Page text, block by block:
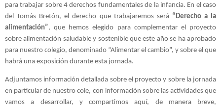
para trabajar sobre 4 derechos fundamentales de la infancia. En el caso
del Tomás Bretón, el derecho que trabajaremos será “Derecho a la
alimentación” , que hemos elegido para complementar el proyecto
sobre alimentación saludable y sostenible que este año se ha aprobado
para nuestro colegio, denominado “Alimentar el cambio”, y sobre el que
habrá una exposición durante esta jornada.
Adjuntamos información detallada sobre el proyecto y sobre la jornada
en particular de nuestro cole, con información sobre las actividades que
vamos a desarrollar, y compartimos aquí, de manera breve,